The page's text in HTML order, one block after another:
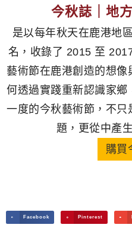
今秋誌｜地
是以每年秋天在鹿港地
名，收錄了 2015 至
藝術節在鹿港創造的想像
何透過實踐重新認識家
一度的今秋藝術節，不只
題，更從中產
購買
Facebook Pinterest